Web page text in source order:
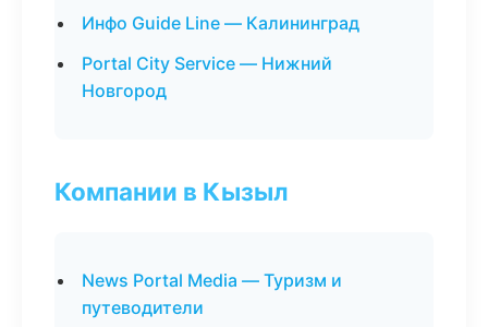
Инфо Guide Line — Калининград
Portal City Service — Нижний
Новгород
Компании в Кызыл
News Portal Media — Туризм и
путеводители